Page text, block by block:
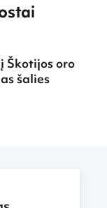
Škotijos oro
šalies